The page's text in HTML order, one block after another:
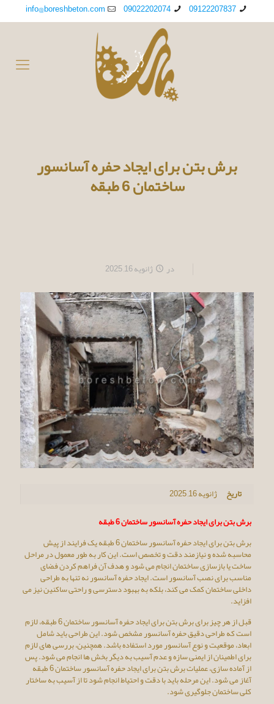
09122207837
09022202074
info@boreshbeton.com
برش بتن برای ایجاد حفره آسانسور
ساختمان 6 طبقه
در ژانویه 16, 2025
تاریخ
ژانویه 16, 2025
برش بتن برای ایجاد حفره آسانسور ساختمان 6 طبقه
برش بتن برای ایجاد حفره آسانسور ساختمان 6 طبقه یک فرایند از پیش
محاسبه شده و نیازمند دقت و تخصص است. این کار به طور معمول در مراحل
ساخت یا بازسازی ساختمان انجام می شود و هدف آن فراهم کردن فضای
مناسب برای نصب آسانسور است. ایجاد حفره آسانسور نه تنها به طراحی
داخلی ساختمان کمک می کند، بلکه به بهبود دسترسی و راحتی ساکنین نیز می
افزاید.
قبل از هر چیز برای برش بتن برای ایجاد حفره آسانسور ساختمان 6 طبقه، لازم
است که طراحی دقیق حفره آسانسور مشخص شود. این طراحی باید شامل
ابعاد، موقعیت و نوع آسانسور مورد استفاده باشد. همچنین، بررسی های لازم
برای اطمینان از ایمنی سازه و عدم آسیب به دیگر بخش ها انجام می شود. پس
از آماده سازی، عملیات برش بتن برای ایجاد حفره آسانسور ساختمان 6 طبقه
آغاز می شود. این مرحله باید با دقت و احتیاط انجام شود تا از آسیب به ساختار
کلی ساختمان جلوگیری شود.